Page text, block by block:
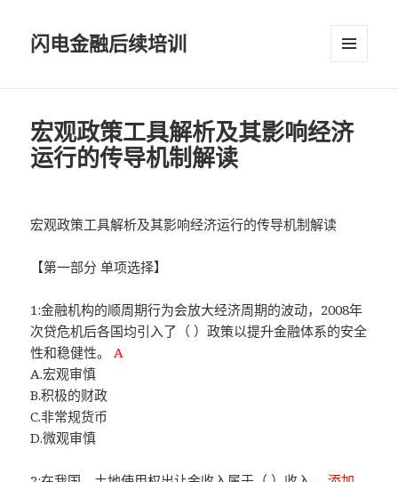
闪电金融后续培训
宏观政策工具解析及其影响经济
运行的传导机制解读
宏观政策工具解析及其影响经济运行的传导机制解读
【第一部分 单项选择】
1:金融机构的顺周期行为会放大经济周期的波动，2008年
次贷危机后各国均引入了（ ）政策以提升金融体系的安全
性和稳健性。A
A.宏观审慎
B.积极的财政
C.非常规货币
D.微观审慎